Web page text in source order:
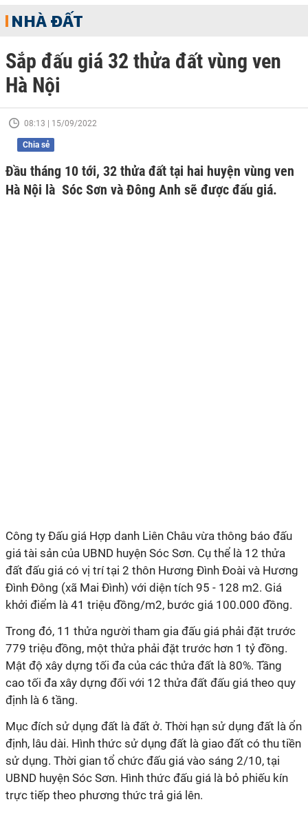
NHÀ ĐẤT
Sắp đấu giá 32 thửa đất vùng ven
Hà Nội
08:13 | 15/09/2022
Chia sẻ
Đầu tháng 10 tới, 32 thửa đất tại hai huyện vùng ven
Hà Nội là Sóc Sơn và Đông Anh sẽ được đấu giá.
Công ty Đấu giá Hợp danh Liên Châu vừa thông báo đấu
giá tài sản của UBND huyện Sóc Sơn. Cụ thể là 12 thửa
đất đấu giá có vị trí tại 2 thôn Hương Đình Đoài và Hương
Đình Đông (xã Mai Đình) với diện tích 95 - 128 m2. Giá
khởi điểm là 41 triệu đồng/m2, bước giá 100.000 đồng.
Trong đó, 11 thửa người tham gia đấu giá phải đặt trước
779 triệu đồng, một thửa phải đặt trước hơn 1 tỷ đồng.
Mật độ xây dựng tối đa của các thửa đất là 80%. Tầng
cao tối đa xây dựng đối với 12 thửa đất đấu giá theo quy
định là 6 tầng.
Mục đích sử dụng đất là đất ở. Thời hạn sử dụng đất là ổn
định, lâu dài. Hình thức sử dụng đất là giao đất có thu tiền
sử dụng. Thời gian tổ chức đấu giá vào sáng 2/10, tại
UBND huyện Sóc Sơn. Hình thức đấu giá là bỏ phiếu kín
trực tiếp theo phương thức trả giá lên.